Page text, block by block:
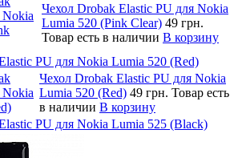
Чехол Drobak Elastic PU для Nokia
Lumia 520 (Pink Clear) 49 грн.
Товар есть в наличии В корзину
PU для Nokia Lumia 520 (Red)
Чехол Drobak Elastic PU для Nokia
Lumia 520 (Red) 49 грн. Товар есть
в наличии В корзину
PU для Nokia Lumia 525 (Black)